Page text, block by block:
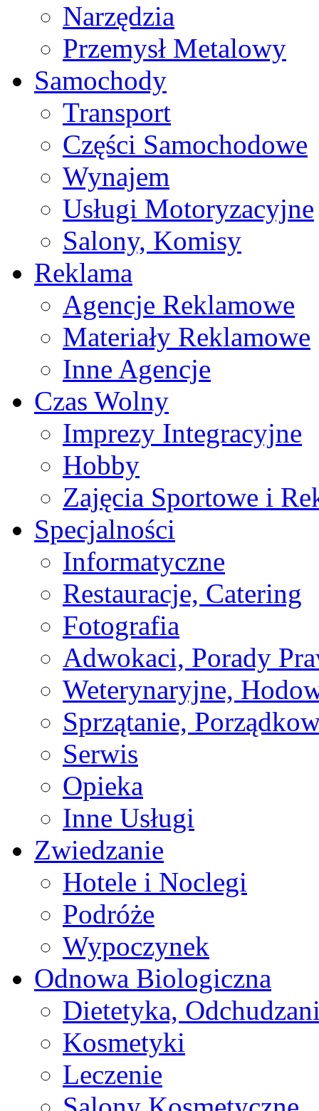
Narzędzia
Przemysł Metalowy
Samochody
Transport
Części Samochodowe
Wynajem
Usługi Motoryzacyjne
Salony, Komisy
Reklama
Agencje Reklamowe
Materiały Reklamowe
Inne Agencje
Czas Wolny
Imprezy Integracyjne
Hobby
Zajęcia Sportowe i
Specjalności
Informatyczne
Restauracje, Catering
Fotografia
Adwokaci, Porady
Weterynaryjne,
Sprzątanie,
Serwis
Opieka
Inne Usługi
Zwiedzanie
Hotele i Noclegi
Podróże
Wypoczynek
Odnowa Biologiczna
Dietetyka,
Kosmetyki
Leczenie